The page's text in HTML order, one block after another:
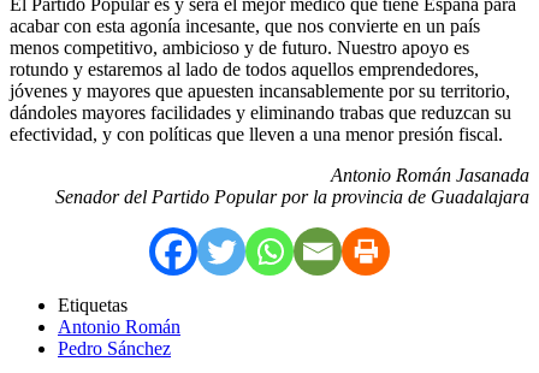
acabar con esta agonía incesante, que nos convierte en un país
menos competitivo, ambicioso y de futuro. Nuestro apoyo es
rotundo y estaremos al lado de todos aquellos emprendedores,
jóvenes y mayores que apuesten incansablemente por su territorio,
dándoles mayores facilidades y eliminando trabas que reduzcan su
efectividad, y con políticas que lleven a una menor presión fiscal.
Antonio Román Jasanada
Senador del Partido Popular por la provincia de Guadalajara
Etiquetas
Antonio Román
Pedro Sánchez